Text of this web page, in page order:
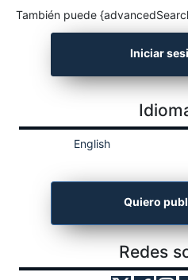
También puede
Iniciar
English
Quiero
Redes